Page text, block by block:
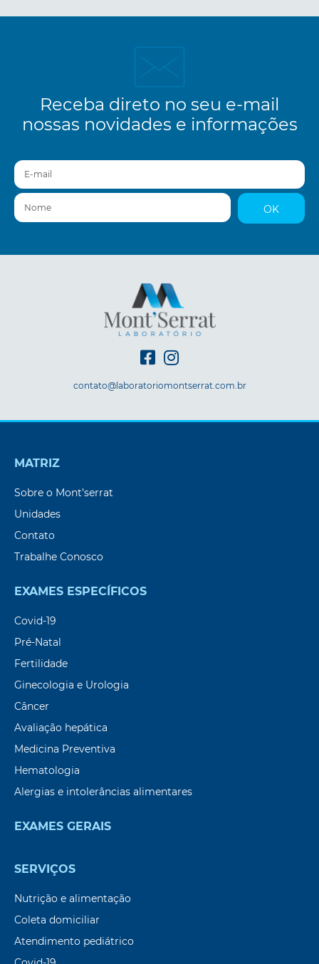
Receba direto no seu e-mail
nossas novidades e informações
E-mail
Nome
OK
contato@laboratoriomontserrat.com.br
MATRIZ
Sobre o Mont’serrat
Unidades
Contato
Trabalhe Conosco
EXAMES ESPECÍFICOS
Covid-19
Pré-Natal
Fertilidade
Ginecologia e Urologia
Câncer
Avaliação hepática
Medicina Preventiva
Hematologia
Alergias e intolerâncias alimentares
EXAMES GERAIS
SERVIÇOS
Nutrição e alimentação
Coleta domiciliar
Atendimento pediátrico